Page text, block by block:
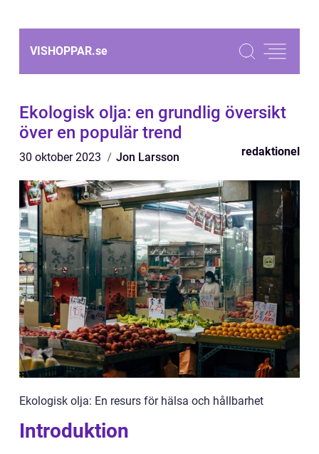
VISHOPPAR.se
Ekologisk olja: en grundlig översikt
över en populär trend
30 oktober 2023 Jon Larsson redaktionel
Ekologisk olja: En resurs för hälsa och hållbarhet
Introduktion